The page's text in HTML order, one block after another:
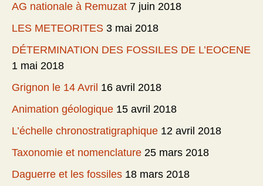
AG nationale à Remuzat 7 juin 2018
LES METEORITES 3 mai 2018
DÉTERMINATION DES FOSSILES DE L’EOCENE
1 mai 2018
Grignon le 14 Avril 16 avril 2018
Animation géologique 15 avril 2018
L’échelle chronostratigraphique 12 avril 2018
Taxonomie et nomenclature 25 mars 2018
Daguerre et les fossiles 18 mars 2018